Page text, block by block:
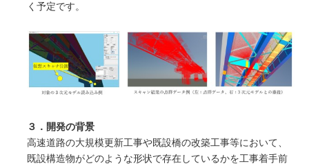
く予定です。
３．開発の背景
高速道路の大規模更新工事や既設橋の改築工事等において、
既設構造物がどのような形状で存在しているかを工事着手前